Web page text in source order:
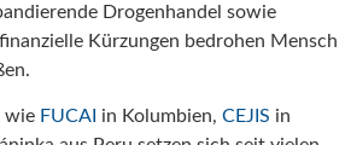
Drogenhandel sowie
Kürzungen bedrohen Mensch
wie FUCAI in Kolumbien, CEJIS in